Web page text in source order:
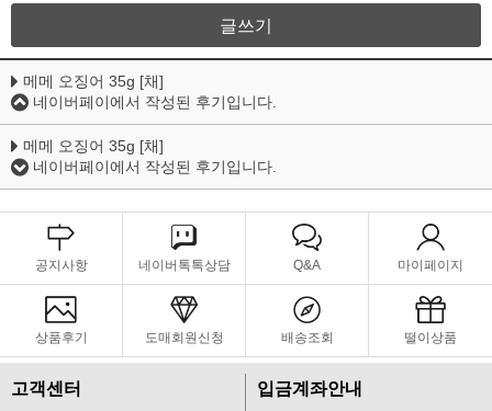
글쓰기
메메 오징어 35g [채]
네이버페이에서 작성된 후기입니다.
메메 오징어 35g [채]
네이버페이에서 작성된 후기입니다.
공지사항 네이버톡톡상담 Q&A 마이페이지
상품후기 도매회원신청 배송조회 떨이상품
고객센터 입금계좌안내